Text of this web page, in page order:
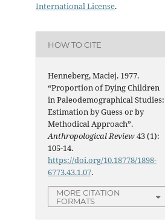
International License.
HOW TO CITE
Henneberg, Maciej. 1977.
“Proportion of Dying Children
in Paleodemographical Studies:
Estimation by Guess or by
Methodical Approach”.
Anthropological Review43 (1):
105-14.
https://doi.org/10.18778/1898-
6773.43.1.07.
MORE CITATION
FORMATS